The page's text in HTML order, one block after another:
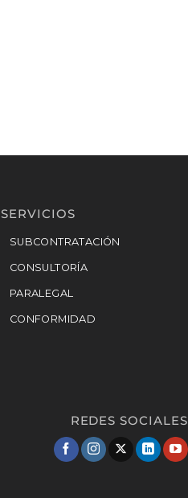
SERVICIOS
SUBCONTRATACIÓN
CONSULTORÍA
PARALEGAL
CONFORMIDAD
REDES SOCIALES